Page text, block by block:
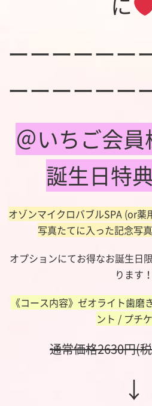
ーーーーーー
ーーーーーー
＠いちご会
誕生日特
オゾンマイクロバブルSPA (or
写真たてに入った記念写真
オプションにてお得なお誕生日
ります！
《コース内容》ゼオライト歯磨
ント / プチ
通常価格2630円(
↓